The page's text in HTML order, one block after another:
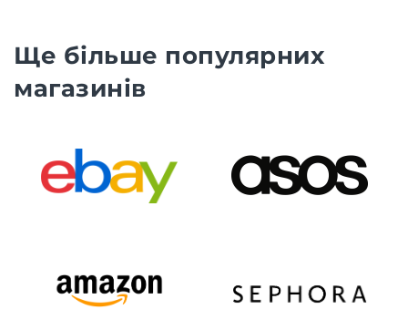
Ще більше популярних
магазинів